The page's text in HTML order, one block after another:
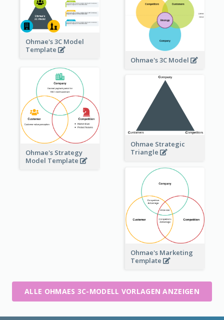
Ohmae's 3C Model
Template
Ohmae's 3C Model
Ohmae's Strategy
Model Template
Ohmae Strategic
Triangle
Ohmae's Marketing
Template
ALLE OHMAES 3C-MODELL VORLAGEN ANZEIGEN